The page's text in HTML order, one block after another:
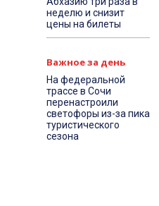
неделю и снизит
цены на билеты
Важное за день
На федеральной
трассе в Сочи
перенастроили
светофоры из-за пика
туристического
сезона